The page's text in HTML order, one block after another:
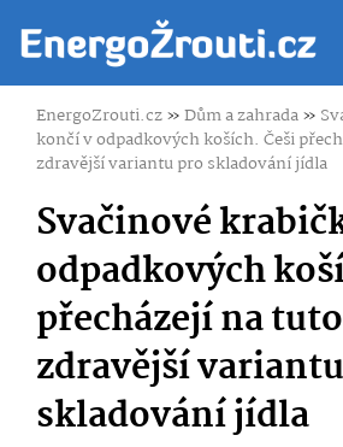
EnergoZrouti.cz»Dům a zahrada»
končí v odpadkových koších. Češi
zdravější variantu pro skladování jídla
Svačinové
odpadkových
přecházejí na tuto
zdravější
skladování jídla